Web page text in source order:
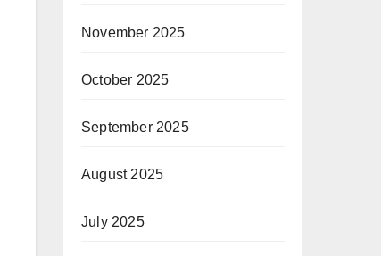
November 2025
October 2025
September 2025
August 2025
July 2025